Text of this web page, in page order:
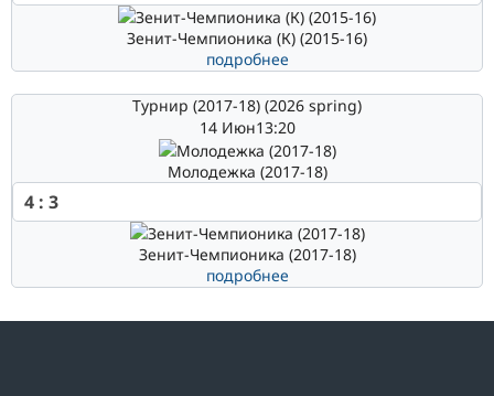
Зенит-Чемпионика (К) (2015-16)
подробнее
Турнир (2017-18) (2026 spring)
14 Июн13:20
Молодежка (2017-18)
4 : 3
Зенит-Чемпионика (2017-18)
подробнее